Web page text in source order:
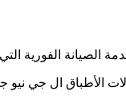
الصيانة الفورية